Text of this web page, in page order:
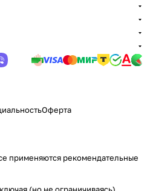
Оферта
применяются рекомендательные